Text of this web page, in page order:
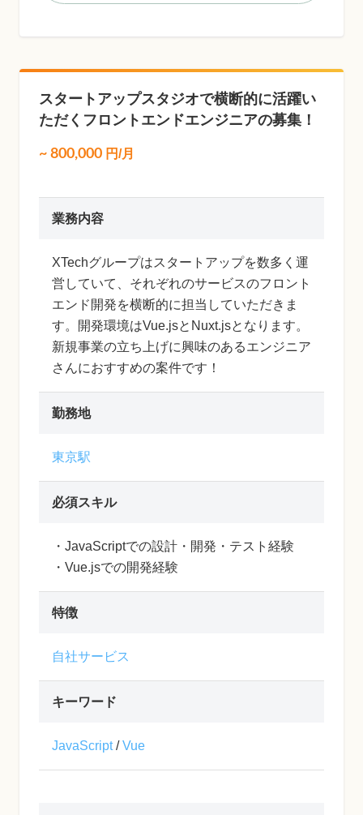
スタートアップスタジオで横断的に活躍い
ただくフロントエンドエンジニアの募集！
~ 800,000 円/月
業務内容
XTechグループはスタートアップを数多く運
営していて、それぞれのサービスのフロント
エンド開発を横断的に担当していただきま
す。開発環境はVue.jsとNuxt.jsとなります。
新規事業の立ち上げに興味のあるエンジニア
さんにおすすめの案件です！
勤務地
東京駅
必須スキル
・JavaScriptでの設計・開発・テスト経験
・Vue.jsでの開発経験
特徴
自社サービス
キーワード
JavaScript/Vue